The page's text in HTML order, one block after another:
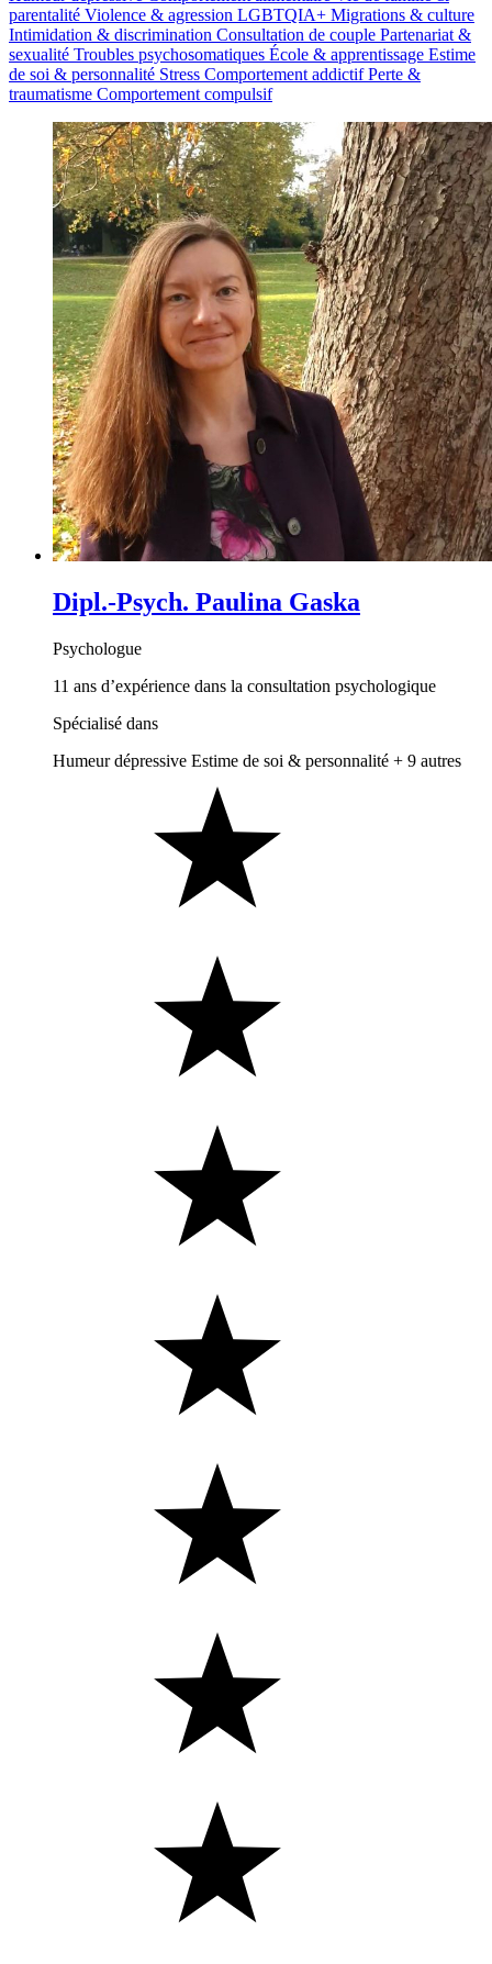
parentalité Violence & agression LGBTQIA+ Migrations & culture
Intimidation & discrimination Consultation de couple Partenariat &
sexualité Troubles psychosomatiques École & apprentissage Estime
de soi & personnalité Stress Comportement addictifPerte &
traumatisme Comportement compulsif
Dipl.-Psych. Paulina Gaska
Psychologue
11 ans d’expérience dans la consultation psychologique
Spécialisé dans
Humeur dépressive Estime de soi & personnalité + 9 autres